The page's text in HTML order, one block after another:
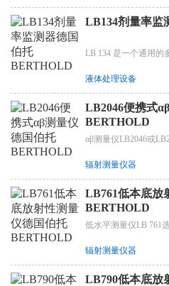
LB134剂量率监
LB 134 是一个通用的
液体处理设备
LB2046便携式
BERTHOLD
αβ测量仪LB2046或
辐射测量仪器
LB761低本底放
BERTHOLD
低水平测量仪LB 761
辐射测量仪器
LB790低本底放